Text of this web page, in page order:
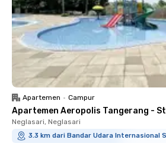
Apartemen • Campur
Apartemen Aeropolis Tangerang -
Neglasari, Neglasari
3.3 km dari Bandar Udara Internasional